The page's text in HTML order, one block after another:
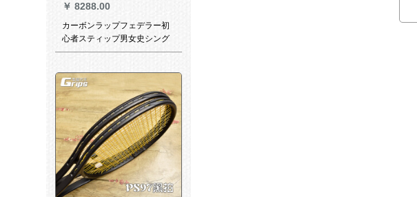
￥ 8288.00
カーボンラップフェデラー初
心者スティップ男女史シング
サイングセットWRT 5783+ト